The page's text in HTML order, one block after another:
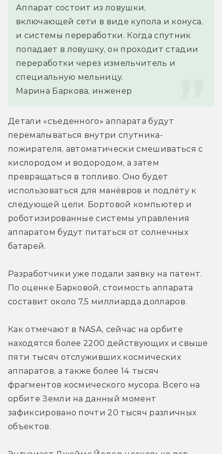
Аппарат состоит из ловушки,
включающей сети в виде купола и конуса,
и системы переработки. Когда спутник
попадает в ловушку, он проходит стадии
переработки через измельчитель и
специальную мельницу.
Марина Баркова, инженер
Детали «съеденного» аппарата будут
перемалываться внутри спутника-
пожирателя, автоматически смешиваться с
кислородом и водородом, а затем
превращаться в топливо. Оно будет
использоваться для манёвров и подлёту к
следующей цели. Бортовой компьютер и
роботизированные системы управления
аппаратом будут питаться от солнечных
батарей.
Разработчики уже подали заявку на патент.
По оценке Барковой, стоимость аппарата
составит около 7,5 миллиарда долларов.
Как отмечают в NASA, сейчас на орбите
находятся более 2200 действующих и свыше
пяти тысяч отслуживших космических
аппаратов, а также более 14 тысяч
фрагментов космического мусора. Всего на
орбите Земли на данный момент
зафиксировано почти 20 тысяч различных
объектов.